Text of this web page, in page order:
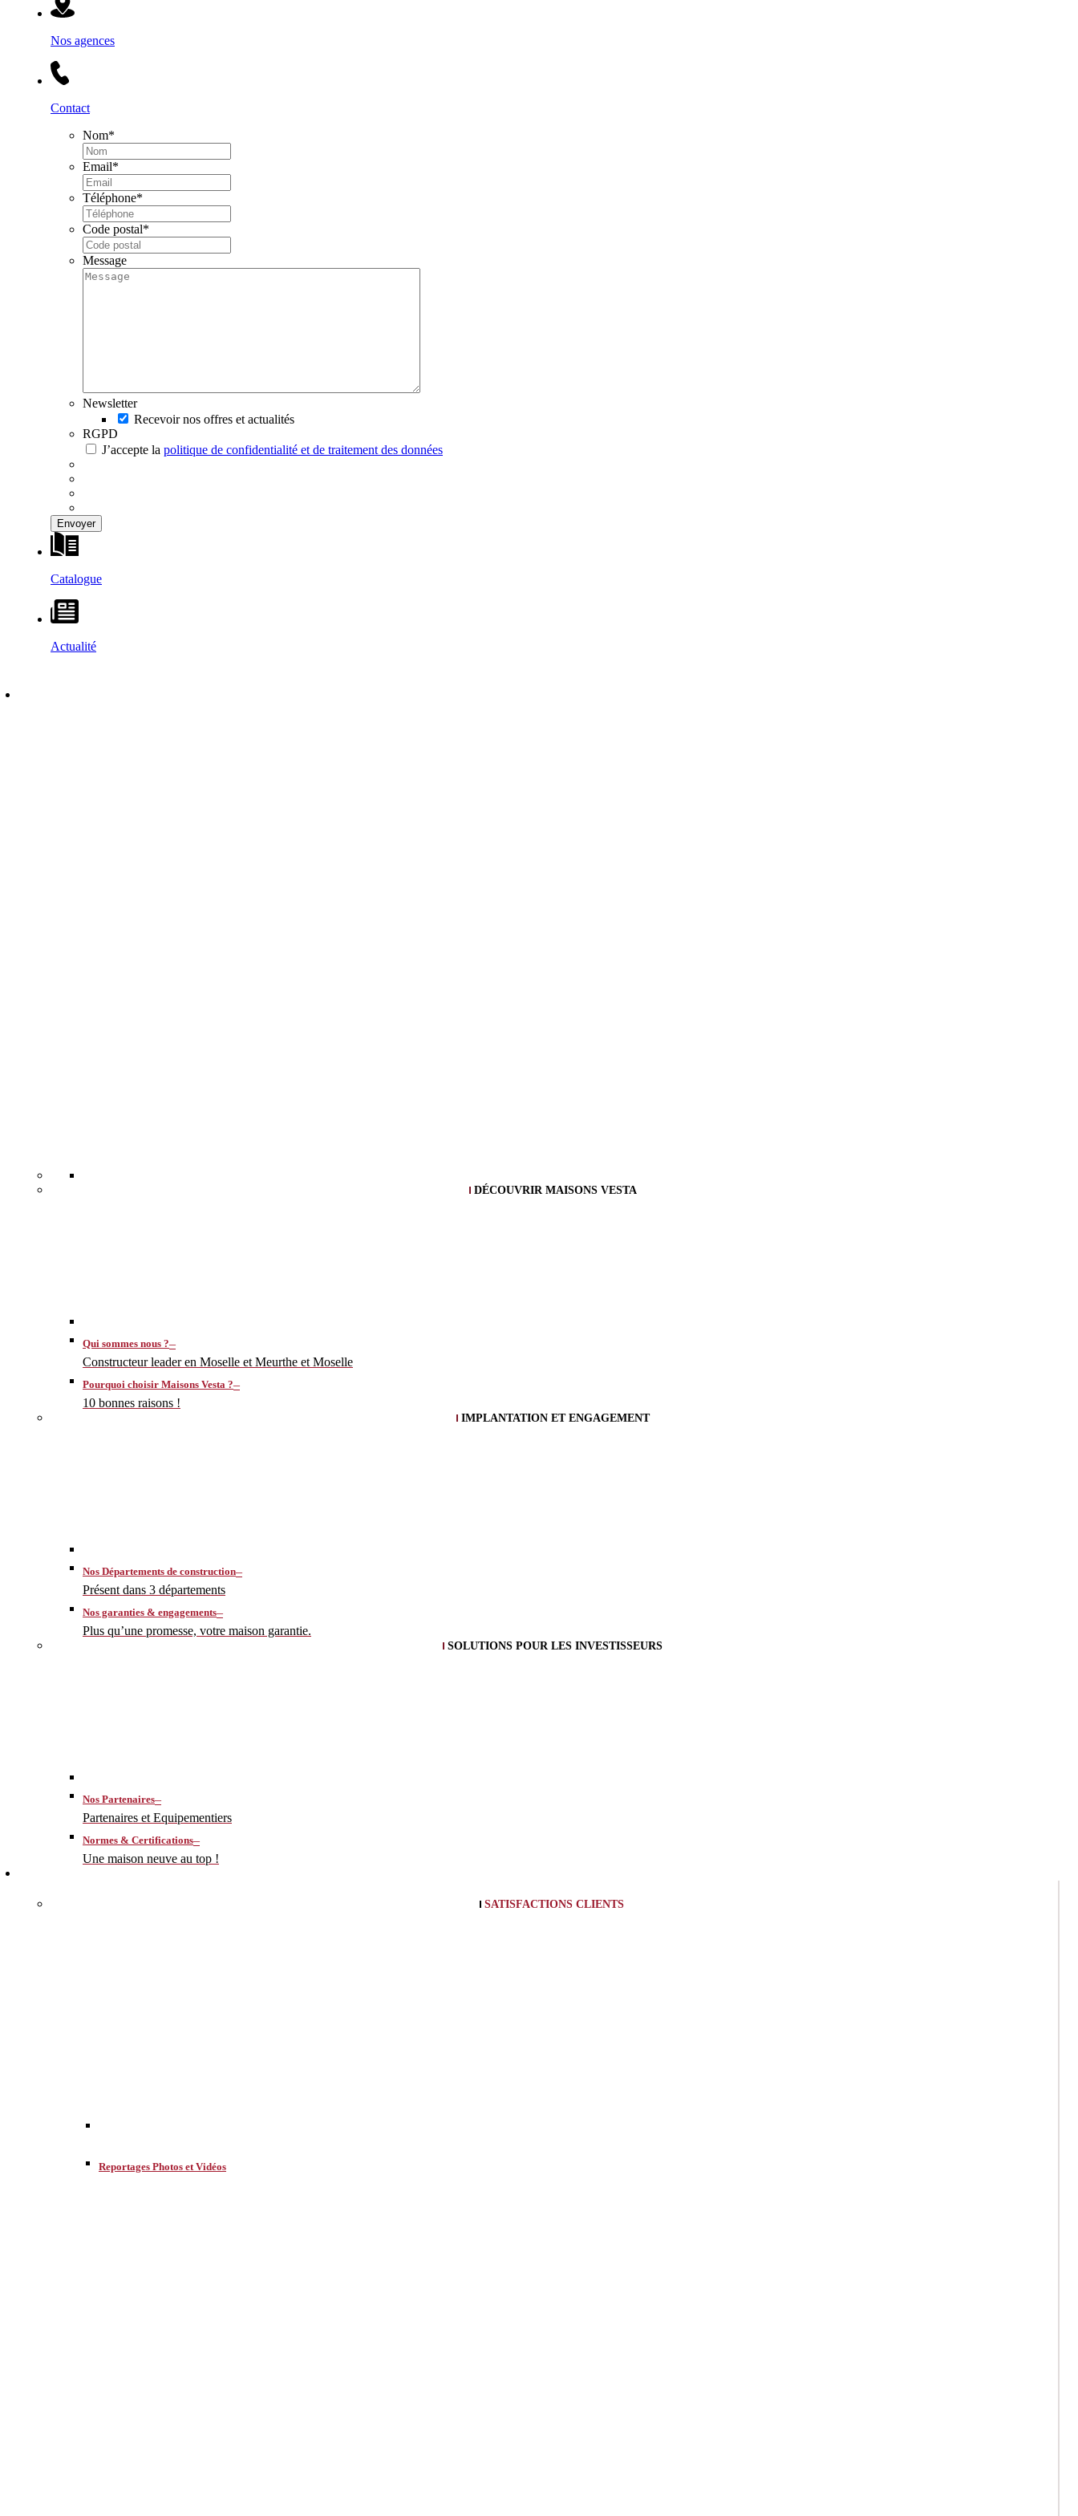
Nos agences
Contact
Nom*
Email*
Téléphone*
Code postal*
Message
Newsletter
Recevoir nos offres et actualités
RGPD
J’accepte la politique de confidentialité et de traitement des données
Catalogue
Actualité
DÉCOUVRIR MAISONS VESTA
Qui sommes nous ?–
Constructeur leader en Moselle et Meurthe et Moselle
Pourquoi choisir Maisons Vesta ?–
10 bonnes raisons !
IMPLANTATION ET ENGAGEMENT
Nos Départements de construction–
Présent dans 3 départements
Nos garanties & engagements–
Plus qu’une promesse, votre maison garantie.
SOLUTIONS POUR LES INVESTISSEURS
Nos Partenaires–
Partenaires et Equipementiers
Normes & Certifications–
Une maison neuve au top !
SATISFACTIONS CLIENTS
Reportages Photos et Vidéos